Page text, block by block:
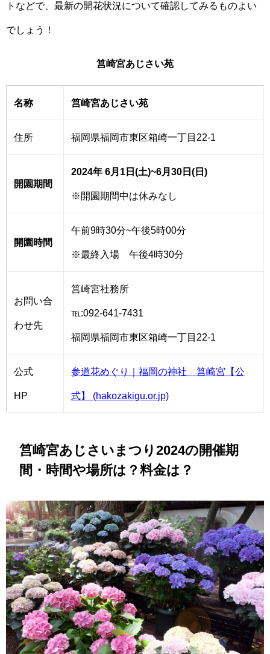
トなどで、最新の開花状況について確認してみるものよい
でしょう！
筥崎宮あじさい苑
名称 筥崎宮あじさい苑
住所 福岡県福岡市東区箱崎一丁目22-1
開園期間
2024年 6月1日(土)~6月30日(日)
※開園期間中は休みなし
開園時間
午前9時30分~午後5時00分
※最終入場 午後4時30分
お問い合
わせ先
筥崎宮社務所
℡:092-641-7431
福岡県福岡市東区箱崎一丁目22-1
公式
HP
参道花めぐり｜福岡の神社 筥崎宮【公
式】 (hakozakigu.or.jp)
筥崎宮あじさいまつり2024の開催期
間・時間や場所は？料金は？